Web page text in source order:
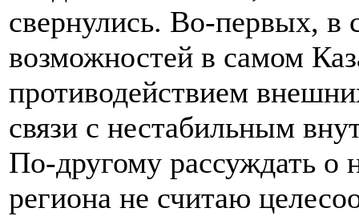
свернулись. Во-первых, в
возможностей в самом
противодействием
связи с нестабильным
По-другому рассуждать о
региона не считаю